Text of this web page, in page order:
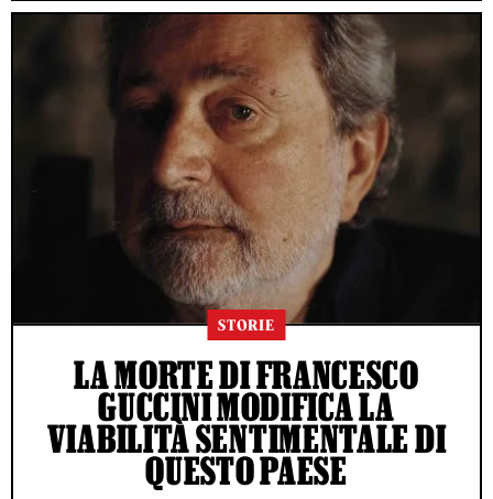
STORIE
LA MORTE DI FRANCESCO
GUCCINI MODIFICA LA
VIABILITÀ SENTIMENTALE DI
QUESTO PAESE